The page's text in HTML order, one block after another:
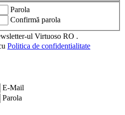
Parola
Confirmă parola
ul Virtuoso RO .
Politica de confidentialitate
E-Mail
Parola